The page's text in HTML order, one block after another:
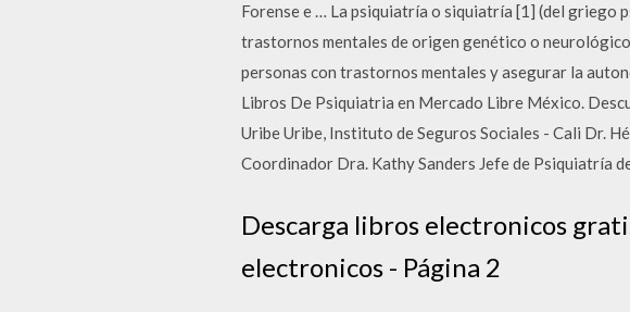
Forense e … La psiquiatría o siquiatría [1] (del griego
trastornos mentales de origen genético o
personas con trastornos mentales y asegurar la
Libros De Psiquiatria en Mercado Libre México.
Uribe Uribe, Instituto de Seguros Sociales - Cali Dr.
Coordinador Dra. Kathy Sanders Jefe de Psiquiatría
Descarga libros electronicos
electronicos - Página 2